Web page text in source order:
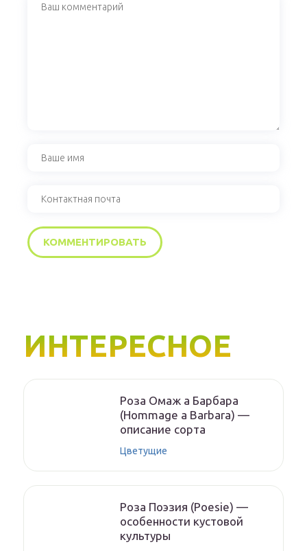
ИНТЕРЕСНОЕ
Роза Омаж а Барбара
(Hommage a Barbara) —
описание сорта
Цветущие
Роза Поэзия (Poesie) —
особенности кустовой
культуры